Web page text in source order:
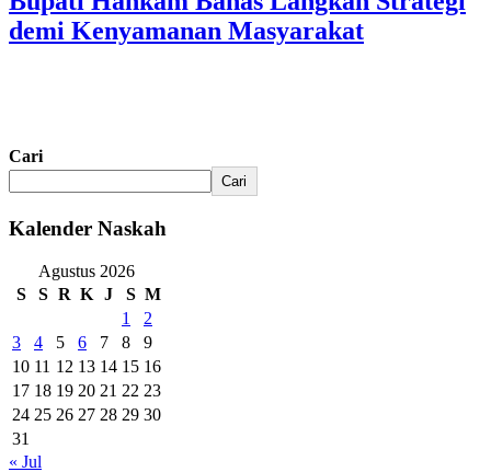
demi Kenyamanan Masyarakat
Cari
Cari
Kalender Naskah
Agustus 2026
S
S R K J S M
1
2
3
4 5 6 7 8
9
10 11 12 13 14 15 16
17 18 19 20 21 22 23
24 25 26 27 28 29 30
31
« Jul